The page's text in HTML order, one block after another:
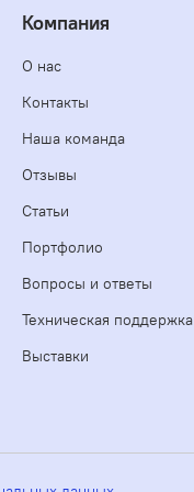
Компания
О нас
Контакты
Наша команда
Отзывы
Статьи
Портфолио
Вопросы и ответы
Техническая поддержка
Выставки